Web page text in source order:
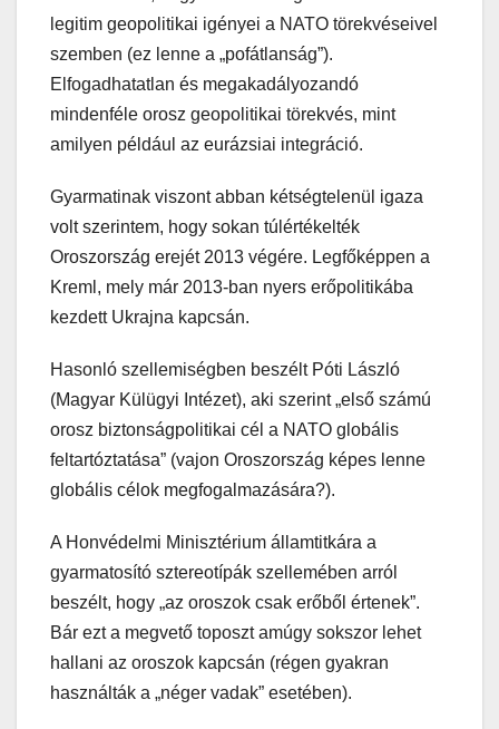
legitim geopolitikai igényei a NATO törekvéseivel
szemben (ez lenne a „pofátlanság”).
Elfogadhatatlan és megakadályozandó
mindenféle orosz geopolitikai törekvés, mint
amilyen például az eurázsiai integráció.
Gyarmatinak viszont abban kétségtelenül igaza
volt szerintem, hogy sokan túlértékelték
Oroszország erejét 2013 végére. Legfőképpen a
Kreml, mely már 2013-ban nyers erőpolitikába
kezdett Ukrajna kapcsán.
Hasonló szellemiségben beszélt Póti László
(Magyar Külügyi Intézet), aki szerint „első számú
orosz biztonságpolitikai cél a NATO globális
feltartóztatása” (vajon Oroszország képes lenne
globális célok megfogalmazására?).
A Honvédelmi Minisztérium államtitkára a
gyarmatosító sztereotípák szellemében arról
beszélt, hogy „az oroszok csak erőből értenek”.
Bár ezt a megvető toposzt amúgy sokszor lehet
hallani az oroszok kapcsán (régen gyakran
használták a „néger vadak” esetében).